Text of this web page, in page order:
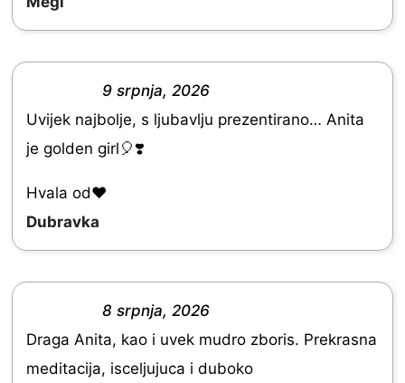
t
e
d
5
.
o
u
9 srpnja, 2026
Uvijek najbolje, s ljubavlju prezentirano… Anita
je golden girl🎈❣️
Hvala od♥️
Dubravka
8 srpnja, 2026
Draga Anita, kao i uvek mudro zboris. Prekrasna
meditacija, isceljujuca i duboko